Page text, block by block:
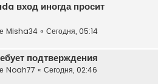
вход иногда просит
Misha34 « Сегодня, 05:14
подтверждения
Noah77 « Сегодня, 02:46